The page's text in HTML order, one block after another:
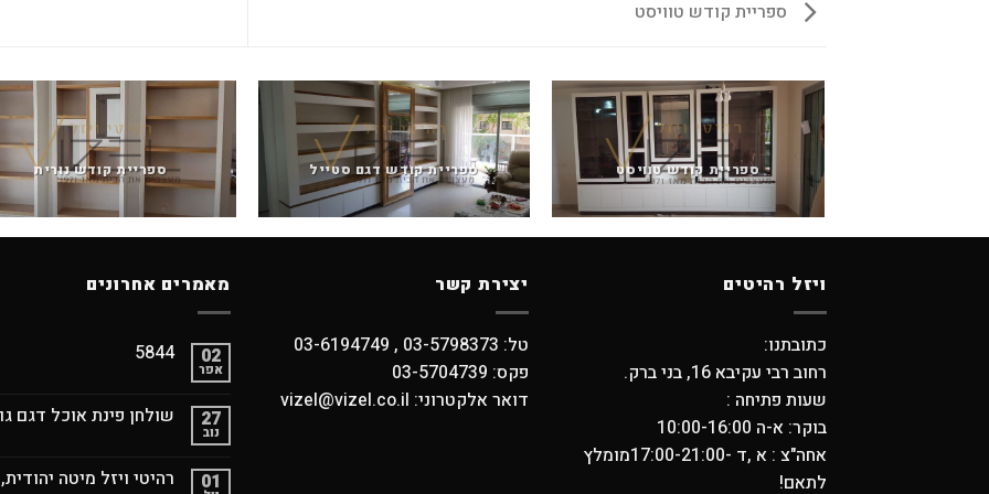
ספריית קודש טוויסט
ספריית קודש טוויסט ספריית קודש דגם סטייל ספריית קודש נורית
ויזל רהיטים
כתובתנו:
רחוב רבי עקיבא 16, בני ברק.
שעות פתיחה :
בוקר: א-ה 10:00-16:00
אחה"צ : א ,ד -17:00-21:00מומלץ
לתאם!
יצירת קשר
טל: 03-5798373 , 03-6194749
פקס: 03-5704739
דואר אלקטרוני: vizel@vizel.co.il
מאמרים אחרונים
02
אפר
5844
27
נוב
שולחן פינת אוכל דגם
01 רהיטי ויזל מיטה יהודית,